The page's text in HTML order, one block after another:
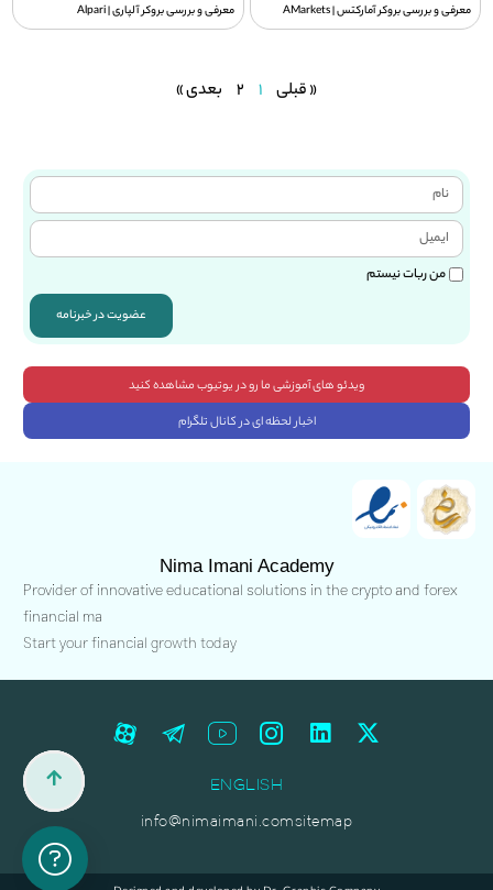
معرفی و بررسی بروکر آمارکتس | AMarkets معرفی و بررسی بروکر آلپاری | Alpari
« قبلی 1
2 بعدی »
من ربات نیستم
عضویت در خبرنامه
ویدئو های آموزشی ما رو در یوتیوب مشاهده کنید
اخبار لحظه ای در کانال تلگرام
Nima Imani Academy
Provider of innovative educational solutions in the crypto and forex
financial ma
Start your financial growth today
ENGLISH
sitemap
info@nimaimani.com